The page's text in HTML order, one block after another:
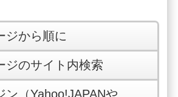
ジから順に
ジのサイト内検索
ン（Yahoo!JAPANや